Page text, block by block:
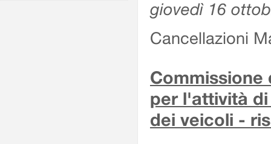
giovedì 16
Cancellazioni
per l'attività
dei veicoli -